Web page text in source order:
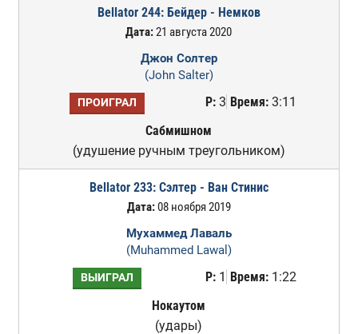
Bellator 244: Бейдер - Немков
Дата:21 августа 2020
Джон Солтер
(John Salter)
ПРОИГРАЛ Р:3 Время:3:11
Сабмишном
(удушение ручным треугольником)
Bellator 233: Сэлтер - Ван Стинис
Дата:08 ноября 2019
Мухаммед Лаваль
(Muhammed Lawal)
ВЫИГРАЛ Р:1 Время:1:22
Нокаутом
(удары)